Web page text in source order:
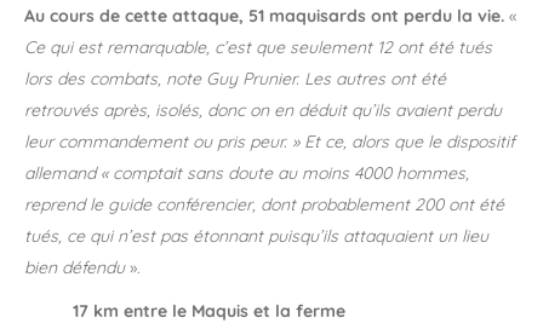
Au cours de cette attaque, 51 maquisards ont perdu la vie. «
Ce qui est remarquable, c’est que seulement 12 ont été tués
lors des combats, note Guy Prunier. Les autres ont été
retrouvés après, isolés, donc on en déduit qu’ils avaient perdu
leur commandement ou pris peur. » Et ce, alors que le dispositif
allemand « comptait sans doute au moins 4000 hommes,
reprend le guide conférencier, dont probablement 200 ont été
tués, ce qui n’est pas étonnant puisqu’ils attaquaient un lieu
bien défendu».
17 km entre le Maquis et la ferme